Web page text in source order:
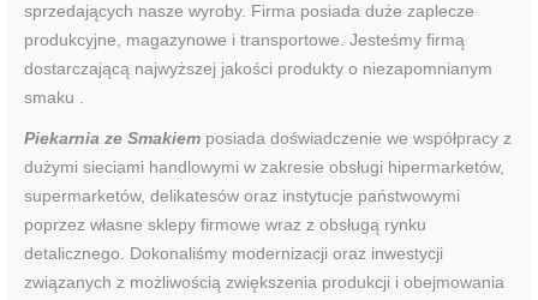
sprzedających nasze wyroby. Firma posiada duże zaplecze
produkcyjne, magazynowe i transportowe. Jesteśmy firmą
dostarczającą najwyższej jakości produkty o niezapomnianym
smaku .
Piekarnia ze Smakiem posiada doświadczenie we współpracy z
dużymi sieciami handlowymi w zakresie obsługi hipermarketów,
supermarketów, delikatesów oraz instytucje państwowymi
poprzez własne sklepy firmowe wraz z obsługą rynku
detalicznego. Dokonaliśmy modernizacji oraz inwestycji
związanych z możliwością zwiększenia produkcji i obejmowania